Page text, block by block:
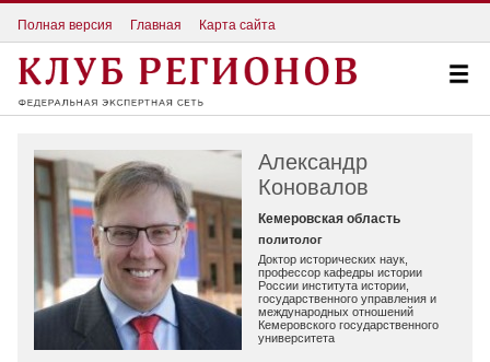
Полная версия Главная Карта сайта
Александр
Коновалов
Кемеровская область
политолог
Доктор исторических наук,
профессор кафедры истории
России института истории,
государственного управления и
международных отношений
Кемеровского государственного
университета